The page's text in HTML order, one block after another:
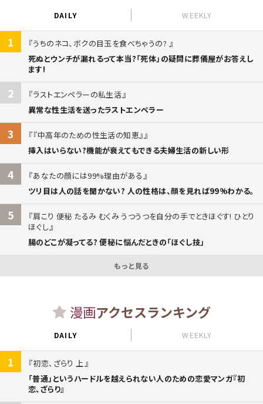
DAILY WEEKLY
1
うちのネコ、ボクの目玉を食べちゃうの?
死ぬとウンチが漏れるって本当?「死体」の疑問に葬儀屋がお答えし
ます!
2
ラストエンペラーの私生活
異常な性生活を送ったラストエンペラー
3
『中高年のための性生活の知恵』
挿入はいらない?機能が衰えてもできる夫婦生活の新しい形
4
あなたの顔には99%理由がある
ツリ目は人の話を聞かない? 人の性格は、顔を見れば99%わかる。
5
肩こり 便秘 たるみ むくみ うつうつを自分の手でときほぐす! ひとり
ほぐし
腸のどこが凝ってる? 便秘に悩んだときの「ほぐし技」
もっと見る
漫画アクセスランキング
DAILY WEEKLY
1
初恋、ざらり 上
「普通」というハードルを越えられない人のための恋愛マンガ『初
恋、ざらり』